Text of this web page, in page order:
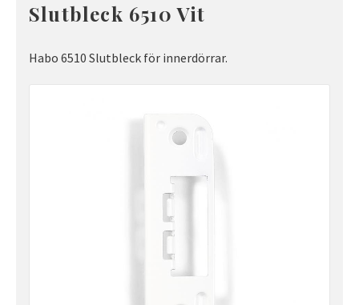
Slutbleck 6510 Vit
Habo 6510 Slutbleck för innerdörrar.